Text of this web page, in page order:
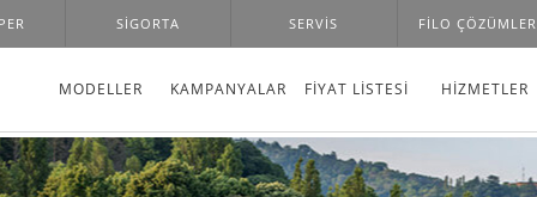
SİGORTA SERVIS FILO
MODELLER KAMPANYALAR FİYAT LİSTESİ HIZMETLER